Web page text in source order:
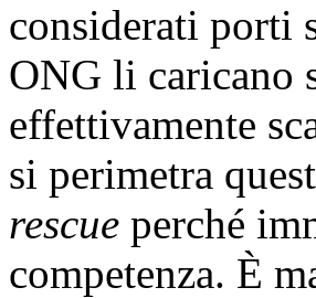
considerati porti
ONG li caricano
effettivamente
si perimetra
rescue perché
competenza. È